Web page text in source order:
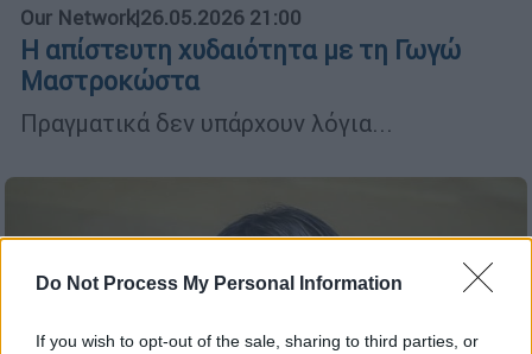
Do Not Process My Personal Information
If you wish to opt-out of the sale, sharing to third parties, or
Our Network|26.05.2026 21:00
Η απίστευτη χυδαιότητα με τη Γωγώ
Μαστροκώστα
Πραγματικά δεν υπάρχουν λόγια...